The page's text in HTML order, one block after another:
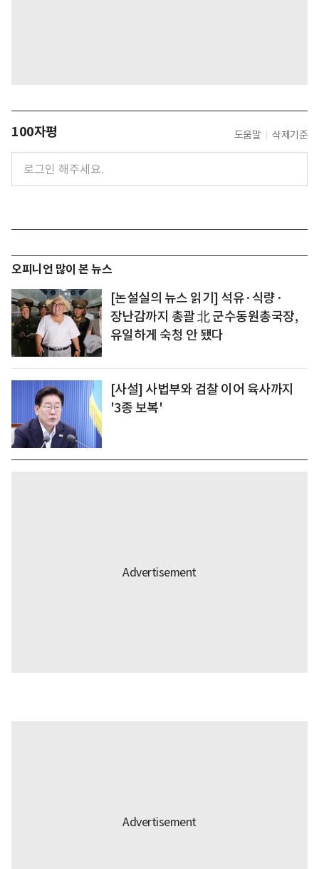
100자평 도움말 삭제기준
오피니언 많이 본 뉴스
[논설실의 뉴스 읽기] 석유·식량·
장난감까지 총괄 北 군수동원총국장,
유일하게 숙청 안 됐다
[사설] 사법부와 검찰 이어 육사까지
'3종 보복'